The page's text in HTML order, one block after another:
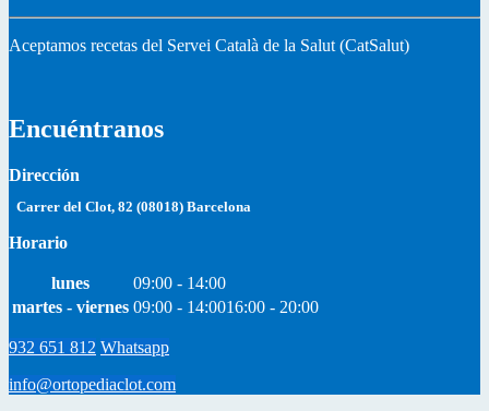
Aceptamos recetas del Servei Català de la Salut (CatSalut)
Encuéntranos
Dirección
Carrer del Clot, 82 (08018) Barcelona
Horario
lunes
09:00 - 14:00
martes - viernes 09:00 - 14:0016:00 - 20:00
932 651 812 Whatsapp
info@ortopediaclot.com